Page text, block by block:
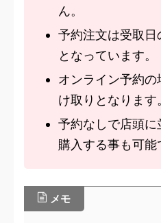
ん。
予約注文は受取
となっています。
オンライン予約
け取りとなります
予約なしで店頭に
購入する事も可能
メモ